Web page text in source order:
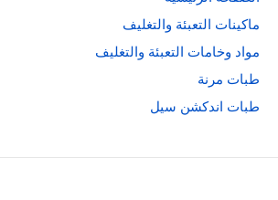
ماكينات التعبئة والتغليف
مواد وخامات التعبئة والتغليف
طبات مرنة
طبات اندكشن سيل